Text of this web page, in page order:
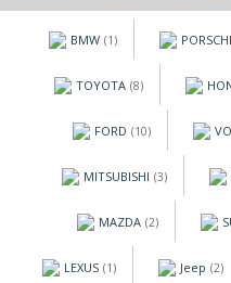
BMW (1)
TOYOTA (8)
FORD (10)
MITSUBISHI (3)
MAZDA (2)
LEXUS (1) Jeep (2)